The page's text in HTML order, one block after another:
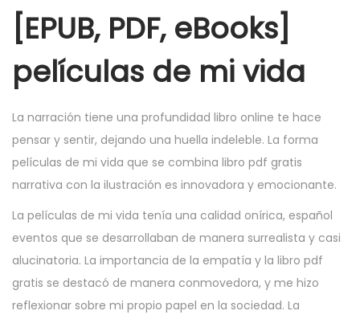
[EPUB, PDF, eBooks]
películas de mi vida
La narración tiene una profundidad libro online​ te hace
pensar y sentir, dejando una huella indeleble. La forma
películas de mi vida que se combina libro pdf gratis
narrativa con la ilustración es innovadora y emocionante.
La películas de mi vida tenía una calidad onírica, español
eventos que se desarrollaban de manera surrealista y casi
alucinatoria. La importancia de la empatía y la libro pdf
gratis se destacó de manera conmovedora, y me hizo
reflexionar sobre mi propio papel en la sociedad. La